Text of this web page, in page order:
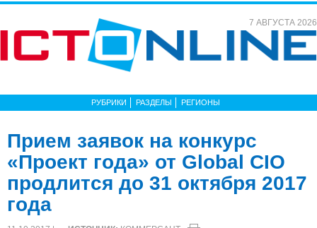
7 АВГУСТА 2026
РУБРИКИ РАЗДЕЛЫ РЕГИОНЫ
Прием заявок на конкурс
«Проект года» от Global CIO
продлится до 31 октября 2017
года